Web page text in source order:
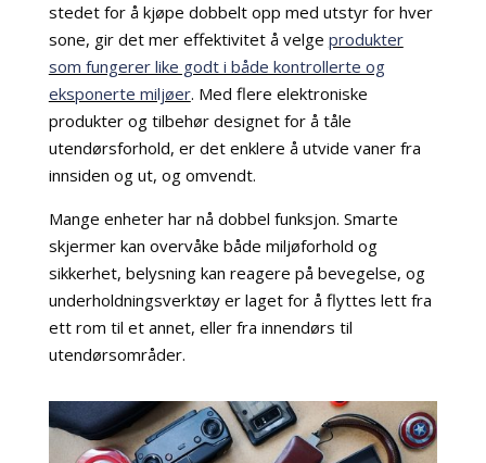
stedet for å kjøpe dobbelt opp med utstyr for hver
sone, gir det mer effektivitet å velge produkter
som fungerer like godt i både kontrollerte og
eksponerte miljøer. Med flere elektroniske
produkter og tilbehør designet for å tåle
utendørsforhold, er det enklere å utvide vaner fra
innsiden og ut, og omvendt.
Mange enheter har nå dobbel funksjon. Smarte
skjermer kan overvåke både miljøforhold og
sikkerhet, belysning kan reagere på bevegelse, og
underholdningsverktøy er laget for å flyttes lett fra
ett rom til et annet, eller fra innendørs til
utendørsområder.